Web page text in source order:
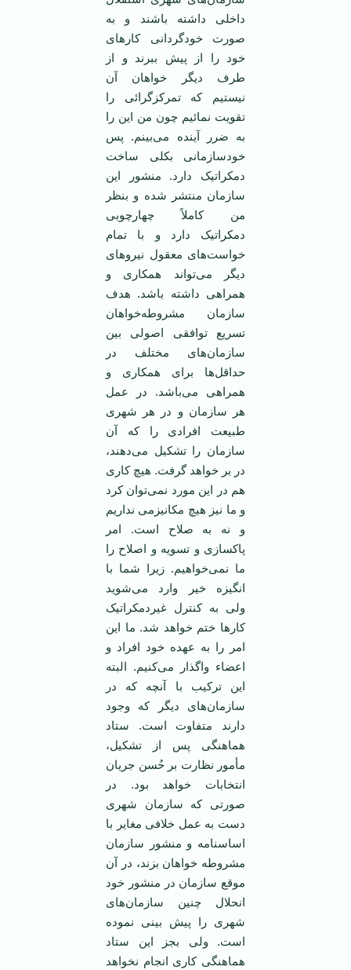
داخلی داشته باشند و به
صورت خودگردانی کارهای
خود را از پیش ببرند و از
طرف دیگر خواهان آن
نیستیم که تمرکزگرائی را
تقویت نمائیم چون من این را
به ضرر آینده می‌بینم. پس
خودسازمانی بکلی ساخت
دمکراتیک دارد. منشور این
سازمان منتشر شده و بنظر
من کاملاً چهارچوبی
دمکراتیک دارد و با تمام
خواست‌های معقول نیروهای
دیگر می‌تواند همکاری و
همراهی داشته باشد. هدف
سازمان مشروطه‌خواهان
تسریع توافقی اصولی بین
سازمان‌های مختلف در
حداقل‌ها برای همکاری و
همراهی می‌باشد. در عمل
هر سازمان و در هر شهری
طبیعت افرادی را که آن
سازمان را تشکیل می‌دهند،
در بر خواهد گرفت. هیچ کاری
هم در این مورد نمی‌توان کرد
و ما نیز هیچ مکانیزمی نداریم
و نه به صلاح است. امر
پاکسازی و تسویه و اصلاح را
ما نمی‌خواهیم. زیرا شما با
انگیزه خیر وارد می‌شوید
ولی به کنترل غیردمکراتیک
کار‌ها ختم خواهد شد. ما این
امر را به عهده خود افراد و
اعضاء واگذار می‌کنیم. البته
این ترکیب با آنچه که در
سازمان‌های دیگر که وجود
دارند متفاوت است. ستاد
هماهنگی پس از تشکیل،
مأمور نظارت بر حُسن جریان
انتخابات خواهد بود. در
صورتی که سازمان شهری
دست به عمل خلافی مغایر با
اساسنامه و منشور سازمان
مشروطه خواهان بزند، در آن
موقع سازمان در منشور خود
انحلال چنین سازمان‌های
شهری را پیش بینی نموده
است. ولی بجز این ستاد
هماهنگی کاری انجام نخواهد